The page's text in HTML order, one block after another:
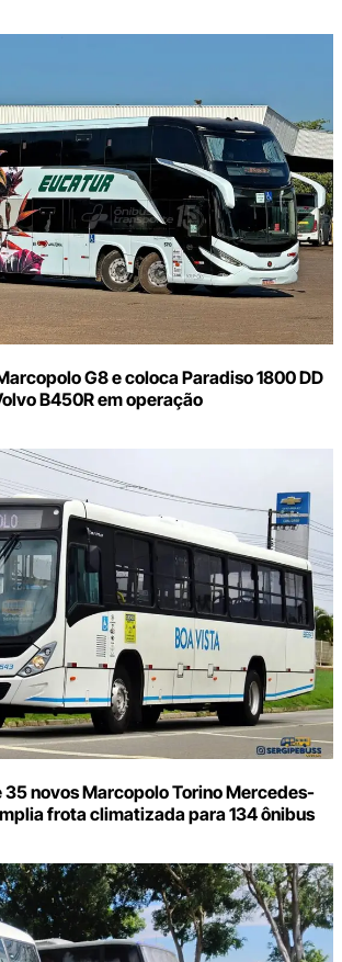
G8 e coloca Paradiso 1800 DD
B450R em operação
novos Marcopolo Torino Mercedes-
frota climatizada para 134 ônibus